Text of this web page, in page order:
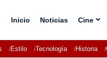
Inicio Noticias Cine
Estilo Tecnología Historia